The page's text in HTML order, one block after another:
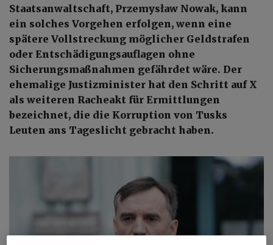
Staatsanwaltschaft, Przemysław Nowak, kann
ein solches Vorgehen erfolgen, wenn eine
spätere Vollstreckung möglicher Geldstrafen
oder Entschädigungsauflagen ohne
Sicherungsmaßnahmen gefährdet wäre. Der
ehemalige Justizminister hat den Schritt auf X
als weiteren Racheakt für Ermittlungen
bezeichnet, die die Korruption von Tusks
Leuten ans Tageslicht gebracht haben.